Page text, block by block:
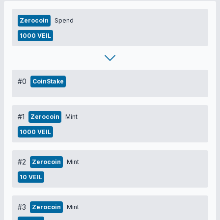
Zerocoin Spend
1000 VEIL
#0 CoinStake
#1 Zerocoin Mint
1000 VEIL
#2 Zerocoin Mint
10 VEIL
#3 Zerocoin Mint